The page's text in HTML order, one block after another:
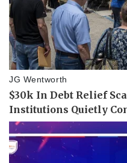
Pháp luật
Vụ án
Tin nóng
Tư vấn luật